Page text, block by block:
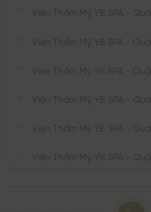
Viện Thẩm Mỹ YB SPA -
Viện Thẩm Mỹ YB SPA -
Viện Thẩm Mỹ YB SPA -
Viện Thẩm Mỹ YB SPA -
Viện Thẩm Mỹ YB SPA -
Viện Thẩm Mỹ YB SPA -